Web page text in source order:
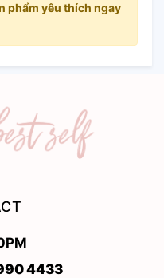
phẩm yêu thích ngay
4433